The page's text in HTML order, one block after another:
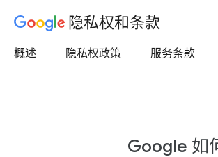
隐私权和条款
概述 隐私权政策 服务条款
Google 如